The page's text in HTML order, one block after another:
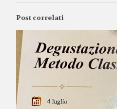
Post correlati